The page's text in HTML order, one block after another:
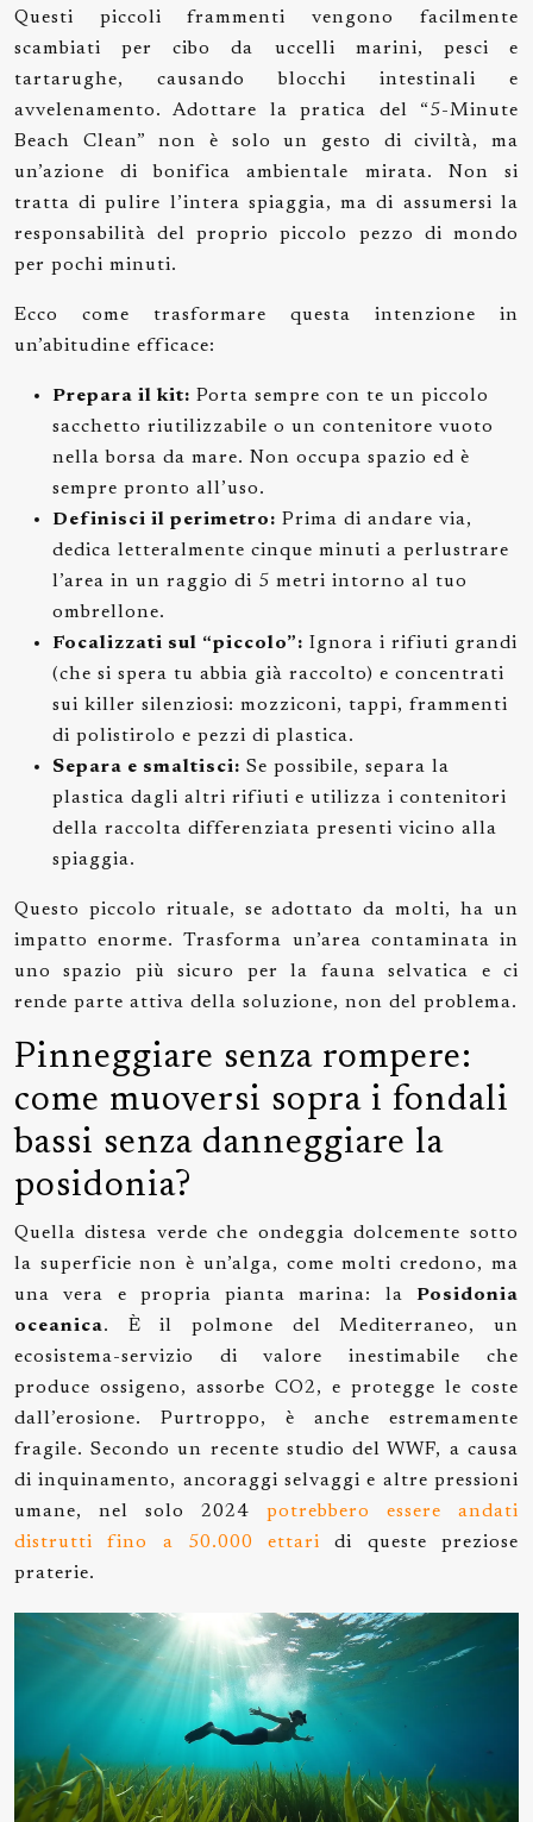
Questi piccoli frammenti vengono facilmente
scambiati per cibo da uccelli marini, pesci e
tartarughe, causando blocchi intestinali e
avvelenamento. Adottare la pratica del “5-Minute
Beach Clean” non è solo un gesto di civiltà, ma
un’azione di bonifica ambientale mirata. Non si
tratta di pulire l’intera spiaggia, ma di assumersi la
responsabilità del proprio piccolo pezzo di mondo
per pochi minuti.
Ecco come trasformare questa intenzione in
un’abitudine efficace:
Prepara il kit: Porta sempre con te un piccolo
sacchetto riutilizzabile o un contenitore vuoto
nella borsa da mare. Non occupa spazio ed è
sempre pronto all’uso.
Definisci il perimetro: Prima di andare via,
dedica letteralmente cinque minuti a perlustrare
l’area in un raggio di 5 metri intorno al tuo
ombrellone.
Focalizzati sul “piccolo”: Ignora i rifiuti grandi
(che si spera tu abbia già raccolto) e concentrati
sui killer silenziosi: mozziconi, tappi, frammenti
di polistirolo e pezzi di plastica.
Separa e smaltisci: Se possibile, separa la
plastica dagli altri rifiuti e utilizza i contenitori
della raccolta differenziata presenti vicino alla
spiaggia.
Questo piccolo rituale, se adottato da molti, ha un
impatto enorme. Trasforma un’area contaminata in
uno spazio più sicuro per la fauna selvatica e ci
rende parte attiva della soluzione, non del problema.
Pinneggiare senza rompere:
come muoversi sopra i fondali
bassi senza danneggiare la
posidonia?
Quella distesa verde che ondeggia dolcemente sotto
la superficie non è un’alga, come molti credono, ma
una vera e propria pianta marina: la Posidonia
oceanica. È il polmone del Mediterraneo, un
ecosistema-servizio di valore inestimabile che
produce ossigeno, assorbe CO2, e protegge le coste
dall’erosione. Purtroppo, è anche estremamente
fragile. Secondo un recente studio del WWF, a causa
di inquinamento, ancoraggi selvaggi e altre pressioni
umane, nel solo 2024 potrebbero essere andati
distrutti fino a 50.000 ettari di queste preziose
praterie.